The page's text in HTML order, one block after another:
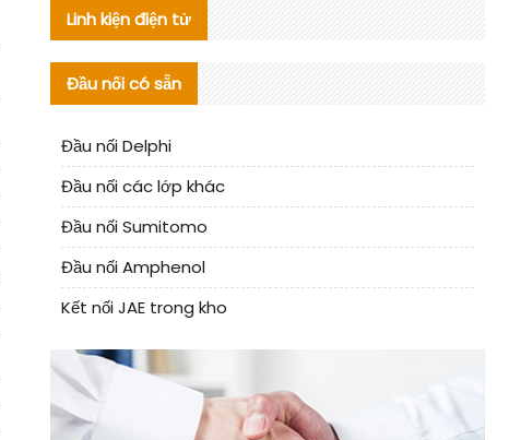
Linh kiện điện tử
Đầu nối có sẵn
Đầu nối Delphi
Đầu nối các lớp khác
Đầu nối Sumitomo
Đầu nối Amphenol
Kết nối JAE trong kho